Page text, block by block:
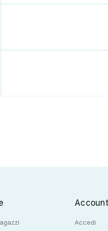
Account
Accedi